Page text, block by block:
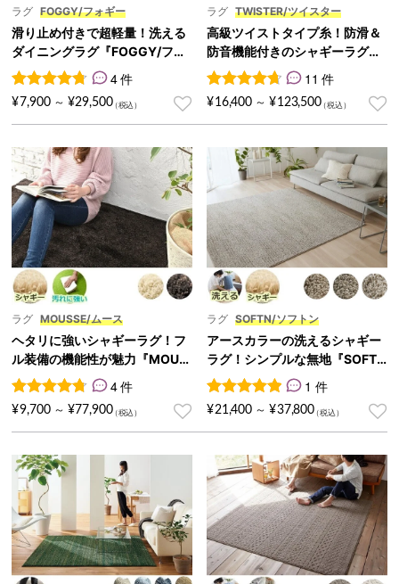
ラグ FOGGY/フォギー
滑り止め付きで超軽量！洗える
ダイニングラグ『FOGGY/フォ
ギー』
4
件の利用者評価に基づく5段階評価のうち、4.75点
4 件
¥ 7,900 ～ ¥29,500
ラグ TWISTER/ツイスター
高級ツイストタイプ糸！防滑＆
防音機能付きのシャギーラグ
『TWISTER/ツイスター』
11
件の利用者評価に基づく5段
11 件
¥16,400 ～ ¥123,500
ラグ MOUSSE/ムース
ヘタリに強いシャギーラグ！フ
ル装備の機能性が魅力『MOUS
SE/ムース』
4
件の利用者評価に基づく5段階評価のうち、4.75 点
4 件
¥9,700 ～ ¥77,900
ラグ SOFTN/ソフトン
アースカラーの洗えるシャギー
ラグ！シンプルな無地『SOFT
N/ソフトン』
1
件の利用者評価に基づく5段
1 件
¥21,400 ～ ¥37,800